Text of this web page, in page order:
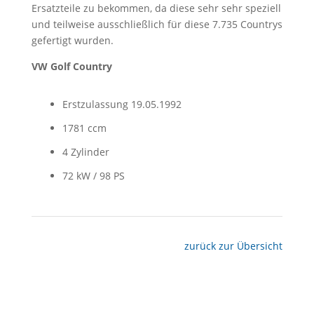
Ersatzteile zu bekommen, da diese sehr sehr speziell
und teilweise ausschließlich für diese 7.735 Countrys
gefertigt wurden.
VW Golf Country
Erstzulassung 19.05.1992
1781 ccm
4 Zylinder
72 kW / 98 PS
zurück zur Übersicht